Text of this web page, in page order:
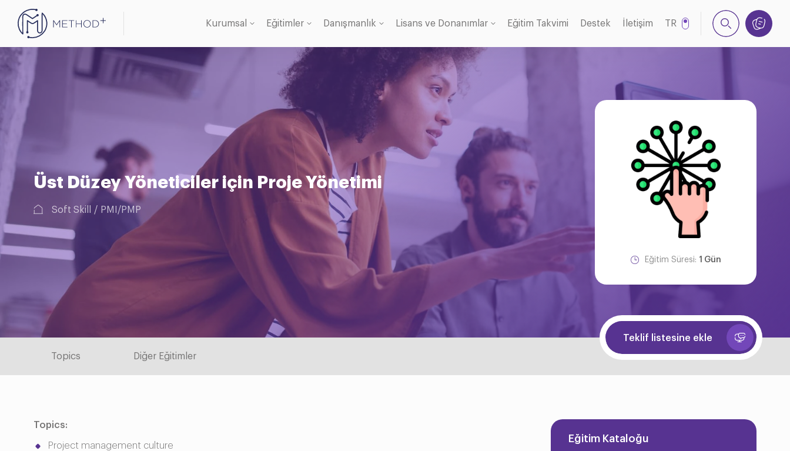
Kurumsal Eğitimler Danışmanlık
Veritabanı
Lisans ve Donanımlar
Oracle Lisans
Eğitim Takvimi Destek İletişim
TR
Üst Düzey Yöneticiler için Proje Yönetimi
Soft Skill PMI/PMP
Eğitim Süresi: 1 Gün
Teklif listesine ekle
Topics
Diğer Eğitimler
Topics:
Project management culture
Eğitim Kataloğu